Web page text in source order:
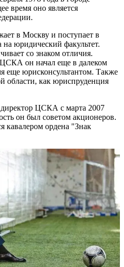
время оно является
в Москву и поступает в
юридический факультет.
со знаком отличия.
он начал еще в далеком
еще юрисконсультантом. Также
области, как юриспруденция
ЦСКА с марта 2007
он был советом акционеров.
кавалером ордена "Знак